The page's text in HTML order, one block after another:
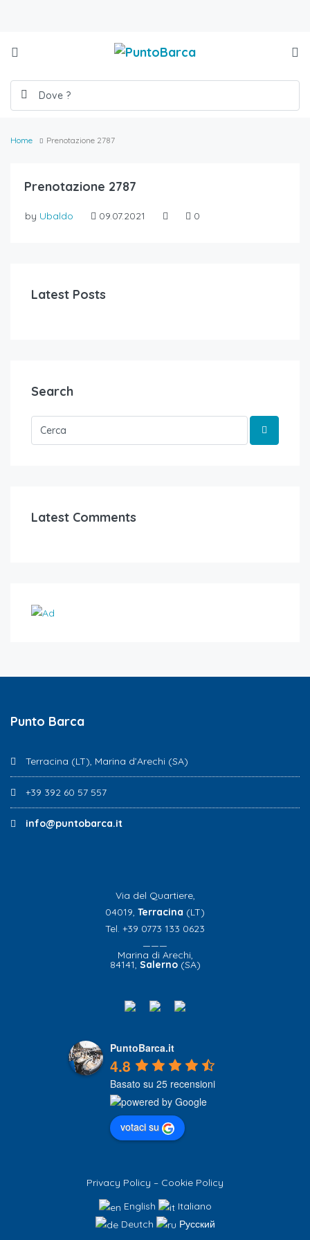
Home Prenotazione 2787
Prenotazione 2787
by Ubaldo 09.07.2021 0
Latest Posts
Search
Latest Comments
Punto Barca
Terracina (LT), Marina d’Arechi (SA)
+39 392 60 57 557
info@puntobarca.it
Via del Quartiere,
04019, Terracina (LT)
Tel. +39 0773 133 0623
———
Marina di Arechi,
84141, Salerno(SA)
PuntoBarca.it
4.8
Basato su 25 recensioni
votaci su
Privacy Policy – Cookie Policy
English
Italiano
Deutch
Русский